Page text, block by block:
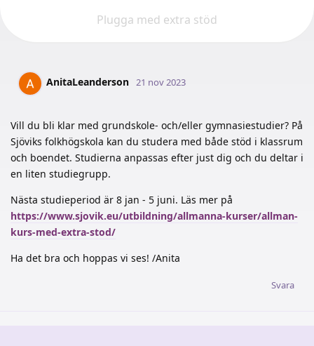
Plugga med extra stöd
AnitaLeanderson 21 nov 2023
Vill du bli klar med grundskole- och/eller gymnasiestudier? På
Sjöviks folkhögskola kan du studera med både stöd i klassrum
och boendet. Studierna anpassas efter just dig och du deltar i
en liten studiegrupp.
Nästa studieperiod är 8 jan - 5 juni. Läs mer på
https://www.sjovik.eu/utbildning/allmanna-kurser/allman-
kurs-med-extra-stod/
Ha det bra och hoppas vi ses! /Anita
Svara